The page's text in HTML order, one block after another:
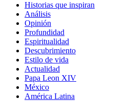
Historias que inspiran
Análisis
Opinión
Profundidad
Espiritualidad
Descubrimiento
Estilo de vida
Actualidad
Papa Leon XIV
México
América Latina